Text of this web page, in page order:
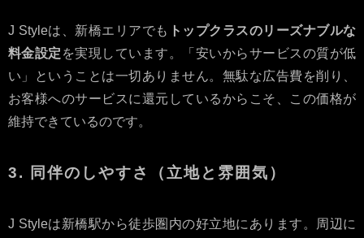
J Styleは、新橋エリアでも トップクラスのリーズナブルな
料金設定 を実現しています。「安いからサービスの質が低
い」ということは一切ありません。無駄な広告費を削り、
お客様へのサービスに還元しているからこそ、この価格が
維持できているのです。
3. 同伴のしやすさ（立地と雰囲気）
J Styleは新橋駅から徒歩圏内の好立地にあります。周辺に